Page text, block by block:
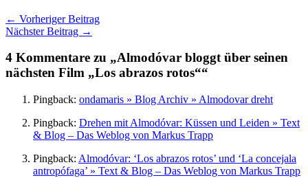
← Vorheriger Beitrag
Nächster Beitrag →
4 Kommentare zu „Almodóvar bloggt über seinen
nächsten Film „Los abrazos rotos““
Pingback: ondamaris » Blog Archiv » Almodovar dreht
Pingback: Drehen mit Almodóvar: Küssen und Leiden » Text
& Blog – Das Weblog von Markus Trapp
Pingback: Almodóvar: ‘Los abrazos rotos’ und ‘La concejala
antropófaga’ » Text & Blog – Das Weblog von Markus Trapp